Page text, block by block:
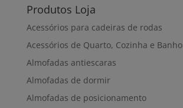
Produtos Loja
Acessórios para cadeiras de rodas
Acessórios de Quarto, Cozinha e Banho
Almofadas antiescaras
Almofadas de dormir
Almofadas de posicionamento